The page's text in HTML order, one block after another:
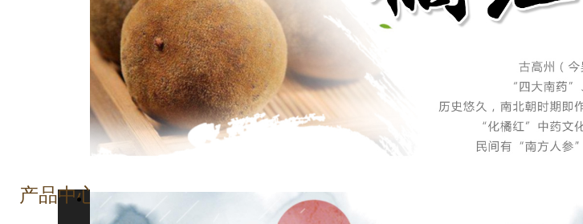
产品中心